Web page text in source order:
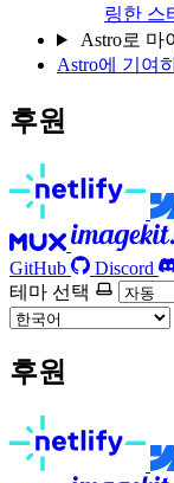
링한 스
Astro로 마
Astro에 기여
후원
GitHub
Discord
테마 선택
후원